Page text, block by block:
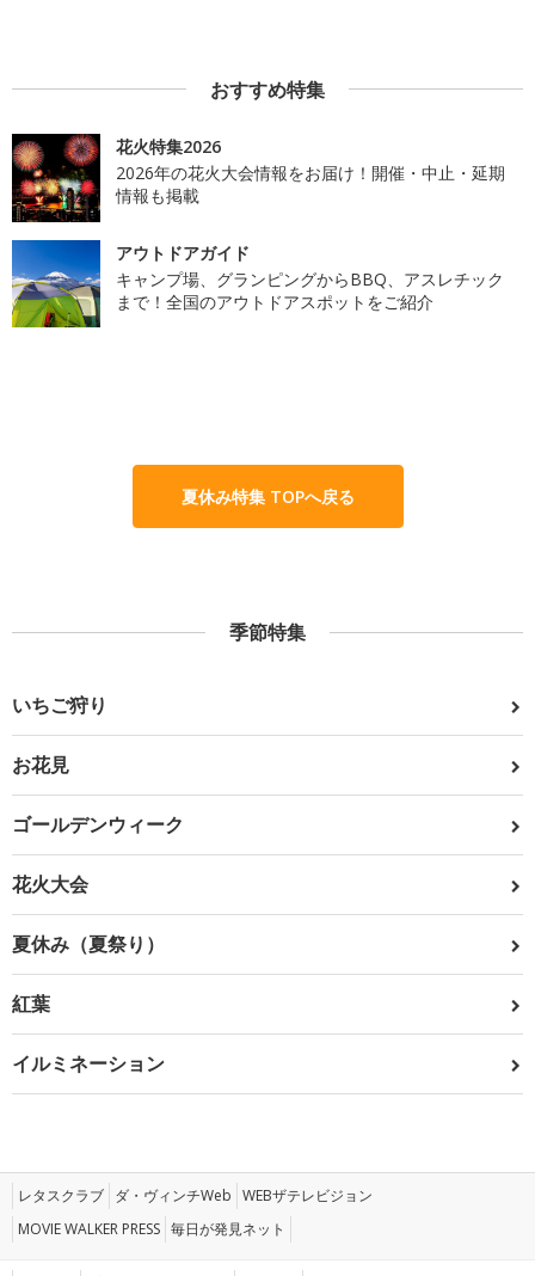
おすすめ特集
花火特集2026
2026年の花火大会情報をお届け！開催・中止・延期
情報も掲載
アウトドアガイド
キャンプ場、グランピングからBBQ、アスレチック
まで！全国のアウトドアスポットをご紹介
夏休み特集 TOPへ戻る
季節特集
いちご狩り
お花見
ゴールデンウィーク
花火大会
夏休み（夏祭り）
紅葉
イルミネーション
レタスクラブ ダ・ヴィンチWeb WEBザテレビジョン
MOVIE WALKER PRESS 毎日が発見ネット